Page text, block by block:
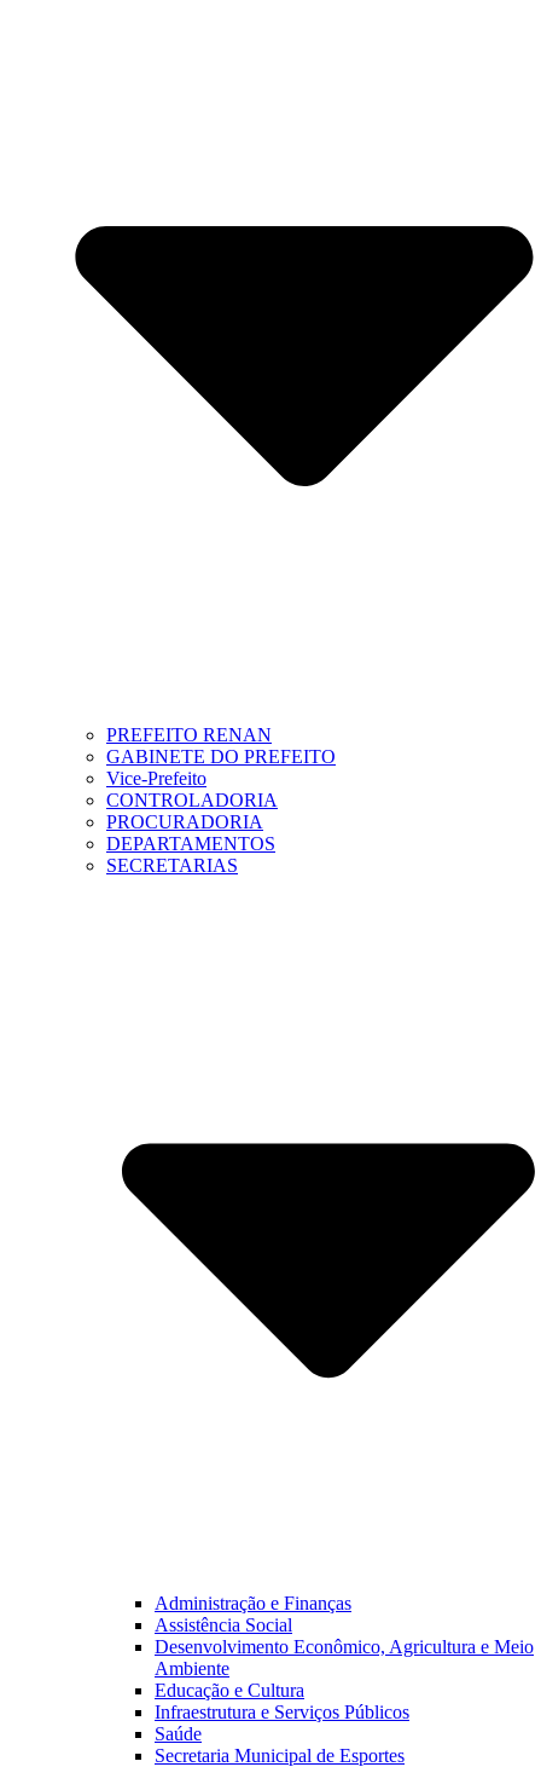
PREFEITO RENAN
GABINETE DO PREFEITO
Vice-Prefeito
CONTROLADORIA
PROCURADORIA
DEPARTAMENTOS
SECRETARIAS
Administração e Finanças
Assistência Social
Desenvolvimento Econômico, Agricultura e Meio
Ambiente
Educação e Cultura
Infraestrutura e Serviços Públicos
Saúde
Secretaria Municipal de Esportes